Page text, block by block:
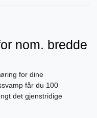
nom. bredde
for dine
får du 100
det gjenstridige